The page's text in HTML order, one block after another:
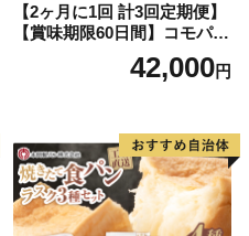
【2ヶ月に1回 計3回定期便】
【賞味期限60日間】コモパ
ン ふるさとクロワッサンセ
ット（計90個）／災害用備蓄
42,000円